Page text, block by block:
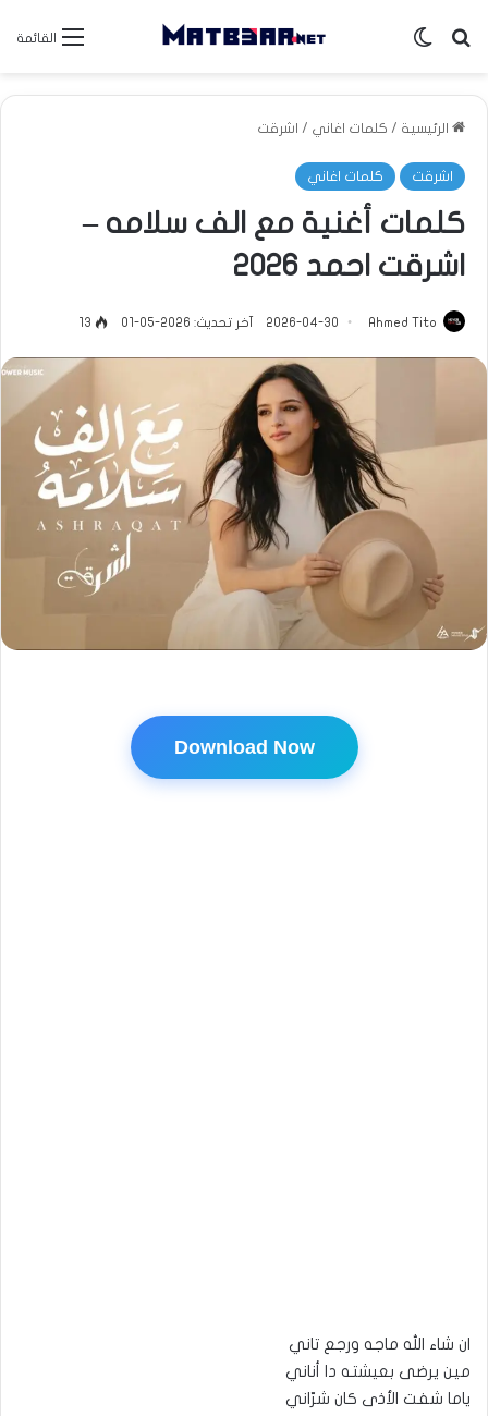
القائمة بحث عنالوضع المظلم
الرئيسية / كلمات اغاني / اشرقت
اشرقت كلمات اغاني
كلمات أغنية مع الف سلامه –
اشرقت احمد 2026
Ahmed Tito
2026-04-30 آخر تحديث: 2026-05-01 13
Download Now
ان شاء الله ماجه ورجع تاني
مين يرضى بعيشته دا أناني
ياما شفت الأذى كان شرّاني